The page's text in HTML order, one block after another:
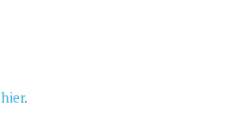
CELEANUM
hier.